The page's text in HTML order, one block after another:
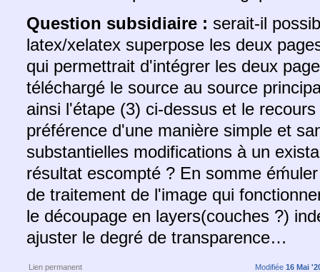
Question subsidiaire : serait-il
latex/xelatex superpose les deux
qui permettrait d'intégrer les deux
téléchargé le source au source
ainsi l'étape (3) ci-dessus et le
préférence d'une manière simple et
substantielles modifications à un
résultat escompté ? En somme
de traitement de l'image qui
le découpage en layers(couches ?)
ajuster le degré de transparence…
Lien permanent Modifiée 16 Mai